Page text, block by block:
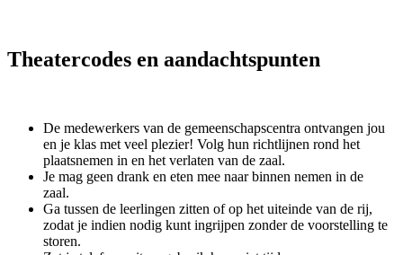
Theatercodes en aandachtspunten
De medewerkers van de gemeenschapscentra ontvangen jou
en je klas met veel plezier! Volg hun richtlijnen rond het
plaatsnemen in en het verlaten van de zaal.
Je mag geen drank en eten mee naar binnen nemen in de
zaal.
Ga tussen de leerlingen zitten of op het uiteinde van de rij,
zodat je indien nodig kunt ingrijpen zonder de voorstelling te
storen.